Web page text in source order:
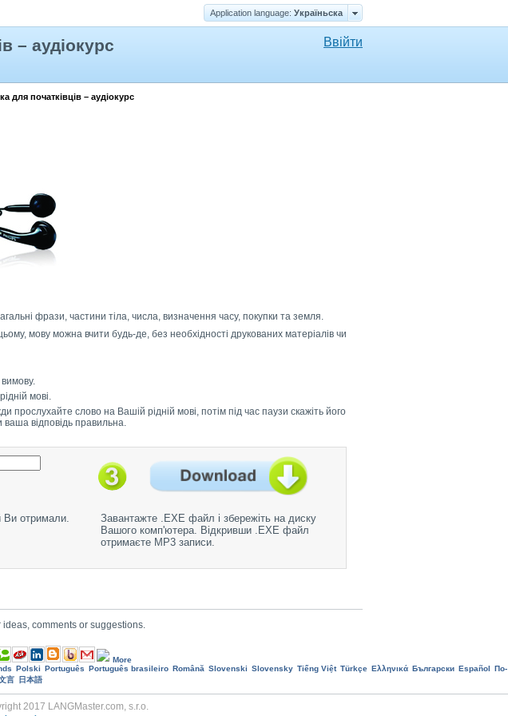
Application language: Україньска
– аудіокурс Ввійти
для початківців – аудіокурс
фрази, частини тіла, числа, визначення часу, покупки та земля.
мову можна вчити будь-де, без необхідності друкованих матеріалів чи
мові.
прослухайте слово на Вашій рідній мові, потім під час паузи скажіть його
ваша відповідь правильна.
Ви отримали.
Завантажте .EXE файл і збережіть на диску
Вашого комп'ютера. Відкривши .EXE файл
отримаєте MP3 записи.
ideas, comments or suggestions.
More
Polski Português Português brasileiro Română Slovenski Slovensky Tiếng Việt Türkçe Ελληνικά Български Еspañol
По-
言 日本語
2017 LANGMaster.com, s.r.o.